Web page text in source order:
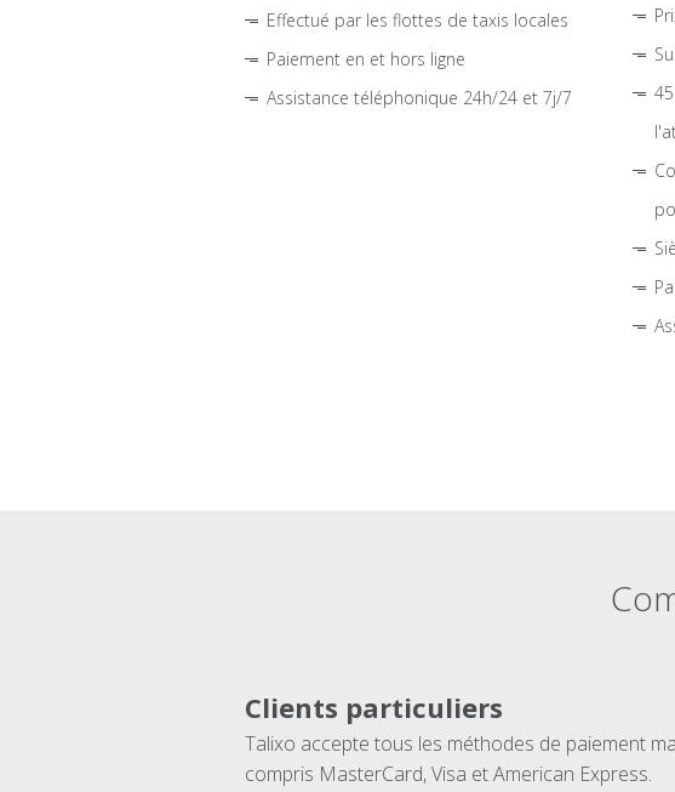
Effectué par les flottes de taxis locales
Paiement en et hors ligne
Assistance téléphonique 24h/24 et 7j/7
Clients particuliers
Talixo accepte tous les méthodes de paiement
compris MasterCard, Visa et American Express.